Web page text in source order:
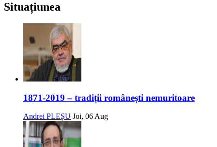
Situațiunea
1871-2019 – tradiții românești nemuritoare
Andrei PLEȘU Joi, 06 Aug